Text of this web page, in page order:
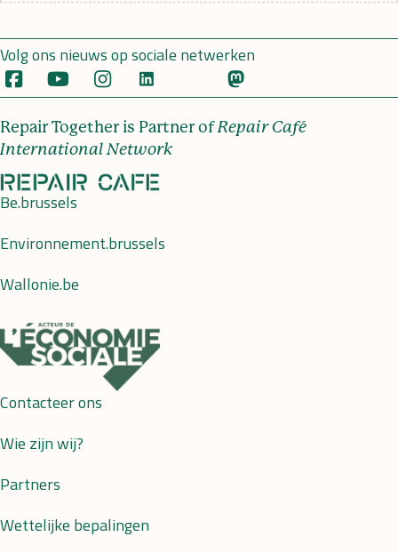
Volg ons nieuws op sociale netwerken
Repair Together is Partner ofRepair Café
International Network
Be.brussels
Environnement.brussels
Wallonie.be
Contacteer ons
Wie zijn wij?
Partners
Wettelijke bepalingen